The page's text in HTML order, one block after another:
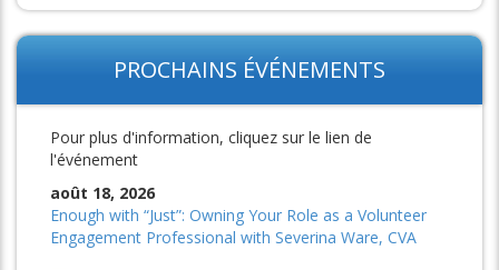
PROCHAINS ÉVÉNEMENTS
Pour plus d'information, cliquez sur le lien de
l'événement
août 18, 2026
Enough with “Just”: Owning Your Role as a Volunteer
Engagement Professional with Severina Ware, CVA